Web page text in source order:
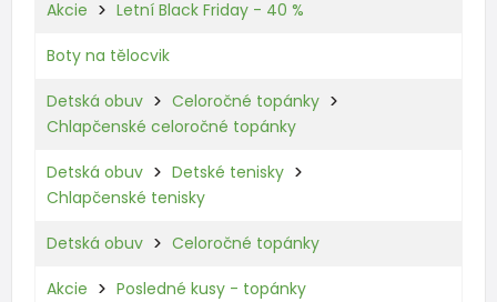
Akcie Letní Black Friday - 40 %
Boty na tělocvik
Detská obuv
Celoročné topánky
Chlapčenské celoročné topánky
Detská obuv
Detské tenisky
Chlapčenské tenisky
Detská obuv Celoročné topánky
Akcie Posledné kusy - topánky